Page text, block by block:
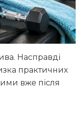
Насправді
практичних
вже після